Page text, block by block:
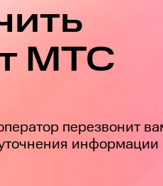
МТС
перезвонит
информации